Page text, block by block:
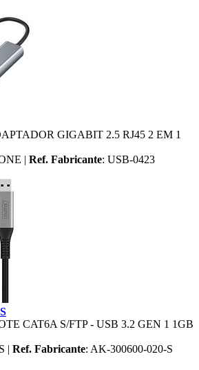
GIGABIT 2.5 RJ45 2 EM 1
| Ref. Fabricante: USB-0423
CAT6A S/FTP - USB 3.2 GEN 1 1GB
| Ref. Fabricante: AK-300600-020-S